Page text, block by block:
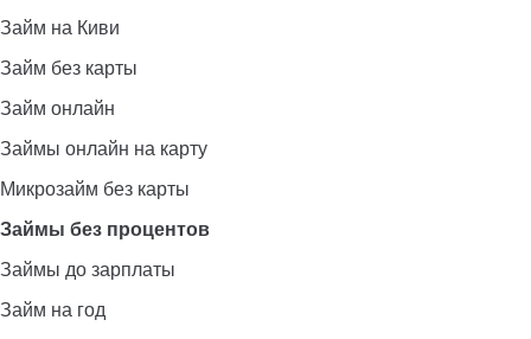
Займ на Киви
Займ без карты
Займ онлайн
Займы онлайн на карту
Микрозайм без карты
Займы без процентов
Займы до зарплаты
Займ на год